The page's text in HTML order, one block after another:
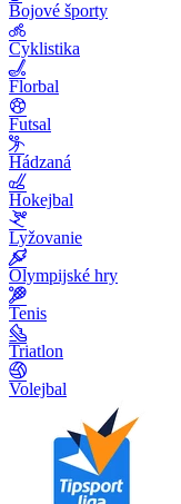
Bojové športy
Cyklistika
Florbal
Futsal
Hádzaná
Hokejbal
Lyžovanie
Olympijské hry
Tenis
Triatlon
Volejbal